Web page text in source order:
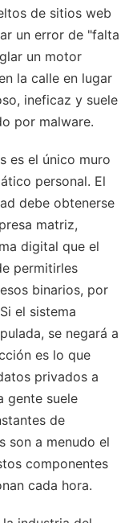
de sitios web
un error de "falta
un motor
la calle en lugar
ineficaz y suele
por malware.
es el único muro
personal. El
debe obtenerse
matriz,
digital que el
permitirles
binarios, por
el sistema
se negará a
es lo que
privados a
gente suele
de
son a menudo el
componentes
cada hora.